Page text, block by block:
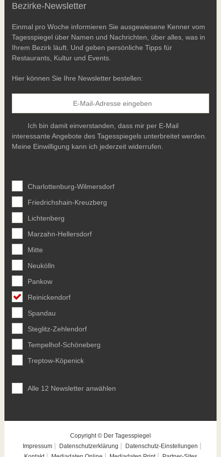
Bezirke-Newsletter
Einmal pro Woche informieren Sie ausgewiesene Kenner vom
Tagesspiegel über Namen und Nachrichten, über alles, was in
Ihrem Bezirk läuft. Und geben persönliche Tipps für
Restaurants, Kultur und Events.
Hier können Sie Ihre Newsletter bestellen:
Ich bin damit einverstanden, dass mir per E-Mail
interessante Angebote des Tagesspiegels unterbreitet werden.
Meine Einwilligung kann ich jederzeit widerrufen.
Charlottenburg-Wilmersdorf
Friedrichshain-Kreuzberg
Lichtenberg
Marzahn-Hellersdorf
Mitte
Neukölln
Pankow
Reinickendorf
Spandau
Steglitz-Zehlendorf
Tempelhof-Schöneberg
Treptow-Köpenick
Alle 12 Newsletter anwählen
Copyright © Der Tagesspiegel
Impressum
Datenschutzerklärung
Datenschutz-Einstellungen